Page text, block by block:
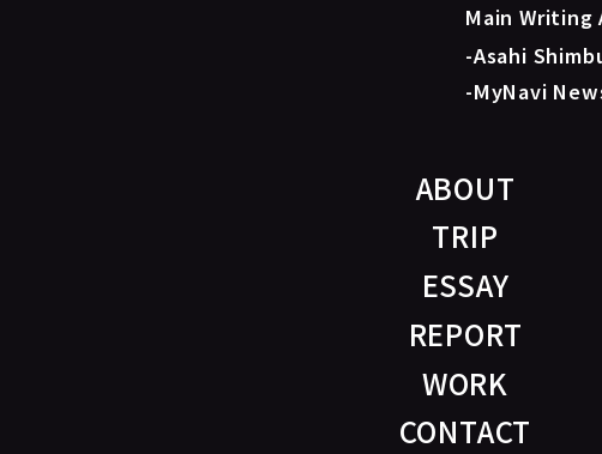
Main Writing
-Asahi
-MyNavi
ABOUT
TRIP
ESSAY
REPORT
WORK
CONTACT